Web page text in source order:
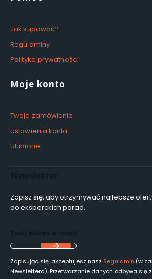
Jak kupować?
Regulaminy
Polityka prywatności
Moje konto
Twoje zamówienia
Ustawienia konta
Ulubione
Zapisz się, aby otrzymywać najlepsze
do eksperckich porad.
Zapisując się, akceptujesz nasz Regulamin (w
Newslettera). Przetwarzanie danych odbywa się